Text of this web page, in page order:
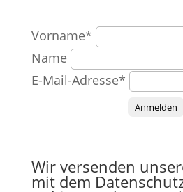
Vorname*
Name
E-Mail-Adresse*
Anmelden
Wir versenden
mit dem